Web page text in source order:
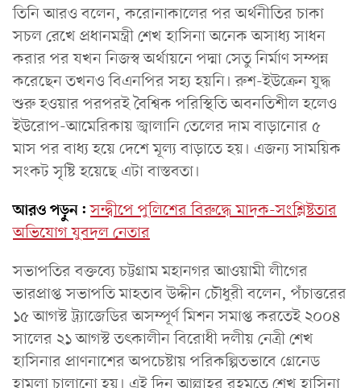
তিনি আরও বলেন, করোনাকালের পর অর্থনীতির চাকা
সচল রেখে প্রধানমন্ত্রী শেখ হাসিনা অনেক অসাধ্য সাধন
করার পর যখন নিজস্ব অর্থায়নে পদ্মা সেতু নির্মাণ সম্পন্ন
করেছেন তখনও বিএনপির সহ্য হয়নি। রুশ-ইউক্রেন যুদ্ধ
শুরু হওয়ার পরপরই বৈশ্বিক পরিস্থিতি অবনতিশীল হলেও
ইউরোপ-আমেরিকায় জ্বালানি তেলের দাম বাড়ানোর ৫
মাস পর বাধ্য হয়ে দেশে মূল্য বাড়াতে হয়। এজন্য সাময়িক
সংকট সৃষ্টি হয়েছে এটা বাস্তবতা।
আরও পড়ুন: সন্দ্বীপে পুলিশের বিরুদ্ধে মাদক-সংশ্লিষ্টতার
অভিযোগ যুবদল নেতার
সভাপতির বক্তব্যে চট্টগ্রাম মহানগর আওয়ামী লীগের
ভারপ্রাপ্ত সভাপতি মাহতাব উদ্দীন চৌধুরী বলেন, পঁচাত্তরের
১৫ আগস্ট ট্র্যাজেডির অসম্পূর্ণ মিশন সমাপ্ত করতেই ২০০৪
সালের ২১ আগস্ট তৎকালীন বিরোধী দলীয় নেত্রী শেখ
হাসিনার প্রাণনাশের অপচেষ্টায় পরিকল্পিতভাবে গ্রেনেড